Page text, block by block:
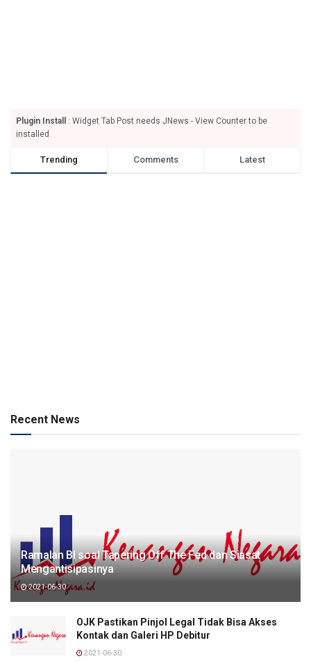
Plugin Install
: Widget Tab Post needs JNews - View Counter to be
installed
Trending Comments Latest
Recent News
Ramalan BI soal Tapering Off The Fed dan Siasat
Mengantisipasinya
2021-06-30
OJK Pastikan Pinjol Legal Tidak Bisa Akses
Kontak dan Galeri HP Debitur
2021-06-30